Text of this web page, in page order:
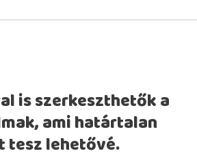
is szerkeszthetők a
ami határtalan
lehetővé.